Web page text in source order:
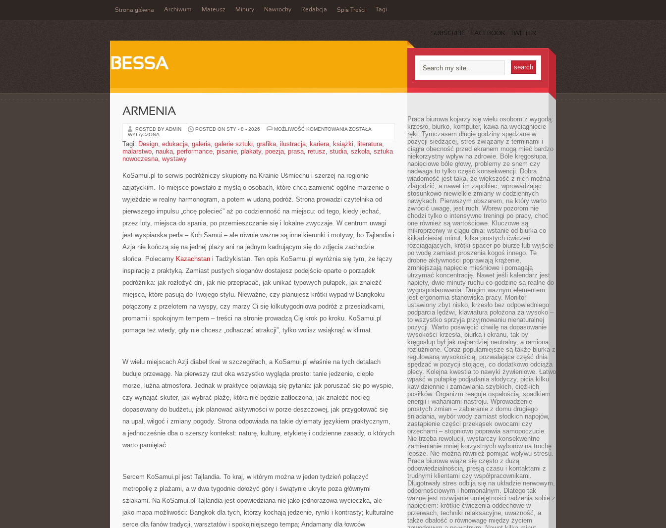
Strona główna Archiwum Mateusz Minuty Nawrocky Redakcja Spis Treści Tagi
SUBSCRIBE FACEBOOK TWITTER
BESSA
ARMENIA
POSTED BY ADMIN POSTED ON STY - 8 - 2026 MOŻLIWOŚĆ KOMENTOWANIA ARMENIA
ZOSTAŁA
WYŁĄCZONA
Tagi: Design, edukacja, galeria, galerie sztuki, grafika, ilustracja, kariera, książki, literatura,
malarstwo, nauka, performance, pisanie, plakaty, poezja, prasa, retusz, studia, szkoła, sztuka
nowoczesna, wystawy
KoSamui.pl to serwis podróżniczy skupiony na Krainie Uśmiechu i szerzej na regionie
azjatyckim. To miejsce powstało z myślą o osobach, które chcą zamienić ogólne marzenie o
wyjeździe w realny harmonogram, a potem w udaną podróż. Strona prowadzi czytelnika od
pierwszego impulsu „chcę polecieć” aż po codzienność na miejscu: od tego, kiedy jechać,
przez loty, miejsca do spania, po przemieszczanie się i lokalne zwyczaje. W centrum uwagi
jest wyspiarska perła – Koh Samui – ale równie ważne są inne kierunki i motywy, bo Tajlandia i
Azja nie kończą się na jednej plaży ani na jednym kadrującym się do zdjęcia zachodzie
słońca. Polecamy Kazachstan i Tadżykistan. Ten opis KoSamui.pl wyróżnia się tym, że łączy
inspirację z praktyką. Zamiast pustych sloganów dostajesz podejście oparte o porządek
podróżnika: jak rozłożyć dni, jak nie przepłacać, jak unikać typowych pułapek, jak znaleźć
miejsca, które pasują do Twojego stylu. Nieważne, czy planujesz krótki wypad w Bangkoku
połączony z przelotem na wyspy, czy marzy Ci się kilkutygodniowa podróż z przesiadkami,
promami i spokojnym tempem – treści na stronie prowadzą Cię krok po kroku. KoSamui.pl
pomaga też wtedy, gdy nie chcesz „odhaczać atrakcji”, tylko wolisz wsiąknąć w klimat.
W wielu miejscach Azji diabeł tkwi w szczegółach, a KoSamui.pl właśnie na tych detalach
buduje przewagę. Na pierwszy rzut oka wszystko wygląda prosto: tanie jedzenie, ciepłe
morze, luźna atmosfera. Jednak w praktyce pojawiają się pytania: jak poruszać się po wyspie,
czy wynająć skuter, jak wybrać plażę, która nie będzie zatłoczona, jak znaleźć nocleg
dopasowany do budżetu, jak planować aktywności w porze deszczowej, jak przygotować się
na upał, wilgoć i zmiany pogody. Strona odpowiada na takie dylematy językiem praktycznym,
a jednocześnie dba o szerszy kontekst: naturę, kulturę, etykietę i codzienne zasady, o których
warto pamiętać.
Sercem KoSamui.pl jest Tajlandia. To kraj, w którym można w jeden tydzień połączyć
metropolię z plażami, a w dwa tygodnie dołożyć góry i świątynie ukryte poza głównymi
szlakami. Na KoSamui.pl Tajlandia jest opowiedziana nie jako jednorazowa wycieczka, ale
jako mapa możliwości: Bangkok dla tych, którzy kochają jedzenie, rynki i kontrasty; kulturalne
serce dla fanów tradycji, warsztatów i spokojniejszego tempa; Andamany dla łowców
Praca biurowa kojarzy się wielu osobom z wygodą:
krzesło, biurko, komputer, kawa na wyciągnięcie
ręki. Tymczasem długie godziny spędzane w
pozycji siedzącej, stres związany z terminami i
ciągła obecność przed ekranem mogą mieć bardzo
niekorzystny wpływ na zdrowie. Bóle kręgosłupa,
napięciowe bóle głowy, problemy ze snem czy
nadwaga to tylko część konsekwencji. Dobra
wiadomość jest taka, że większość z nich można
złagodzić, a nawet im zapobiec, wprowadzając
stosunkowo niewielkie zmiany w codziennych
nawykach. Pierwszym obszarem, na który warto
zwrócić uwagę, jest ruch. Wbrew pozorom nie
chodzi tylko o intensywne treningi po pracy, choć
one również są wartościowe. Kluczowe są
mikroprzerwy w ciągu dnia: wstanie od biurka co
kilkadziesiąt minut, kilka prostych ćwiczeń
rozciągających, krótki spacer po biurze lub wyjście
po wodę zamiast proszenia kogoś innego. Te
drobne aktywności poprawiają krążenie,
zmniejszają napięcie mięśniowe i pomagają
utrzymać koncentrację. Nawet jeśli kalendarz jest
napięty, dwie minuty ruchu co godzinę są realne do
wygospodarowania. Drugim ważnym elementem
jest ergonomia stanowiska pracy. Monitor
ustawiony zbyt nisko, krzesło bez odpowiedniego
podparcia lędźwi, klawiatura położona za wysoko –
to wszystko sprzyja przyjmowaniu nienaturalnej
pozycji. Warto poświęcić chwilę na dopasowanie
wysokości krzesła, biurka i ekranu, tak by
kręgosłup był jak najbardziej neutralny, a ramiona
rozluźnione. Coraz popularniejsze są także biurka z
regulowaną wysokością, pozwalające część dnia
spędzać w pozycji stojącej, co dodatkowo odciąża
plecy. Kolejna kwestia to nawyki żywieniowe. Łatwo
wpaść w pułapkę podjadania słodyczy, picia kilku
kaw dziennie i zamawiania szybkich, ciężkich
posiłków. Organizm reaguje ospałością, spadkiem
energii i wahaniami nastroju. Wprowadzenie
prostych zmian – zabieranie z domu drugiego
śniadania, wybór wody zamiast słodkich napojów,
zastąpienie części przekąsek owocami czy
orzechami – stopniowo poprawia samopoczucie.
Nie trzeba rewolucji, wystarczy konsekwentne
zamienianie mniej korzystnych wyborów na trochę
lepsze. Nie można również pomijać wpływu stresu.
Praca biurowa wiąże się często z dużą
odpowiedzialnością, presją czasu i kontaktami z
trudnymi klientami czy współpracownikami.
Długotrwały stres odbija się na układzie nerwowym,
odpornościowym i hormonalnym. Dlatego tak
ważne jest rozwijanie umiejętności radzenia sobie z
napięciem: krótkie ćwiczenia oddechowe w
przerwach, techniki relaksacyjne, uważność, a
także dbałość o równowagę między życiem